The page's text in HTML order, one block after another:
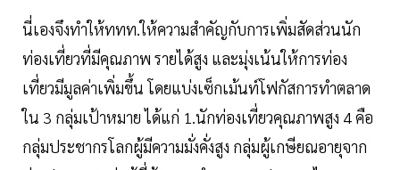
นี่เองจึงทำให้ททท.ให้ความสำคัญกับการเพิ่มสัดส่วนนัก
ท่องเที่ยวที่มีคุณภาพ รายได้สูง และมุ่งเน้นให้การท่อง
เที่ยวมีมูลค่าเพิ่มขึ้น โดยแบ่งเซ็กเม้นท์โฟกัสการทำตลาด
ใน 3 กลุ่มเป้าหมาย ได้แก่ 1.นักท่องเที่ยวคุณภาพสูง 4 คือ
กลุ่มประชากรโลกผู้มีความมั่งคั่งสูง กลุ่มผู้เกษียณอายุจาก